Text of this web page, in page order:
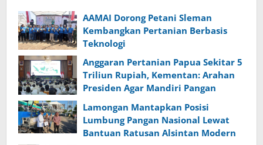
AAMAI Dorong Petani Sleman
Kembangkan Pertanian Berbasis
Teknologi
Anggaran Pertanian Papua Sekitar 5
Triliun Rupiah, Kementan: Arahan
Presiden Agar Mandiri Pangan
Lamongan Mantapkan Posisi
Lumbung Pangan Nasional Lewat
Bantuan Ratusan Alsintan Modern